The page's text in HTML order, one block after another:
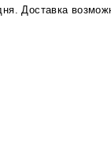
Доставка